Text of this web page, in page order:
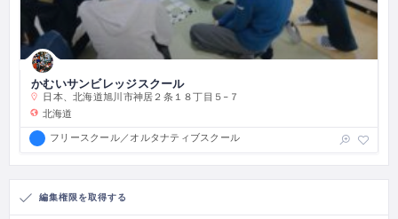
かむいサンビレッジスクール
日本、北海道旭川市神居２条１８丁目５−７
北海道
フリースクール／オルタナティブスクール
編集権限を取得する